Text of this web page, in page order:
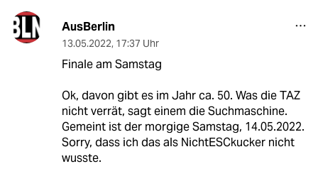
AusBerlin
13.05.2022, 17:37 Uhr
Finale am Samstag
Ok, davon gibt es im Jahr ca. 50. Was die TAZ
nicht verrät, sagt einem die Suchmaschine.
Gemeint ist der morgige Samstag, 14.05.2022.
Sorry, dass ich das als NichtESCkucker nicht
wusste.